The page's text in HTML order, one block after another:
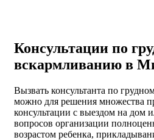
Консультации по
вскармливанию в
Вызвать консультанта по
можно для решения множества
консультации с выездом на дом
вопросов организации
возрастом ребенка,